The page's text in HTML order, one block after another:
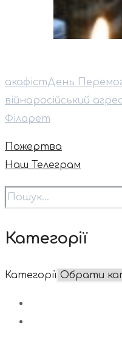
акафістДень
війнаросійський
Філарет
Пожертва
Наш Телеграм
Категорії
Категорії